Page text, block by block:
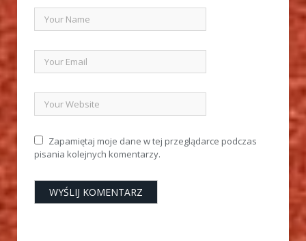
Zapamiętaj moje dane w tej przeglądarce podczas
pisania kolejnych komentarzy.